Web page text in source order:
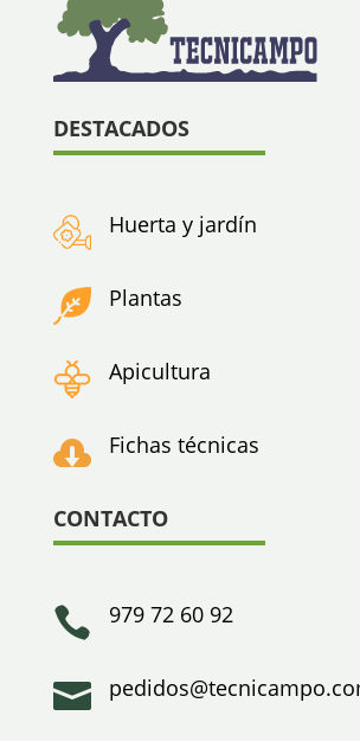
DESTACADOS
Huerta y jardín
Plantas
Apicultura
 Fichas técnicas
CONTACTO
 979 72 60 92
